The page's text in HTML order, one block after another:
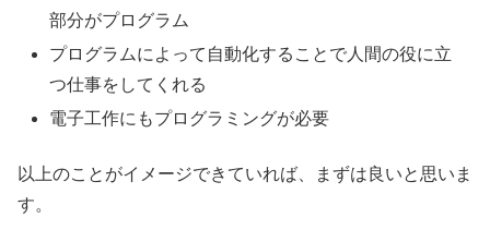
部分がプログラム
プログラムによって自動化することで人間の役に立
つ仕事をしてくれる
電子工作にもプログラミングが必要
以上のことがイメージできていれば、まずは良いと思いま
す。